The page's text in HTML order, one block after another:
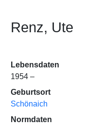
Renz, Ute
Lebensdaten
1954 –
Geburtsort
Schönaich
Normdaten